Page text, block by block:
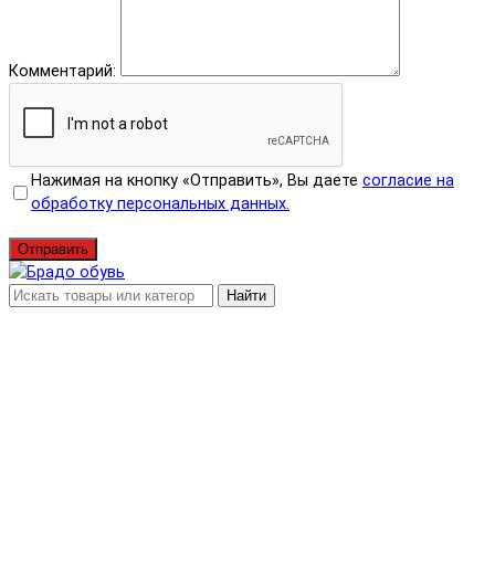
Комментарий:
Нажимая на кнопку «Отправить», Вы даете согласие на
обработку персональных данных.
Отправить
Найти